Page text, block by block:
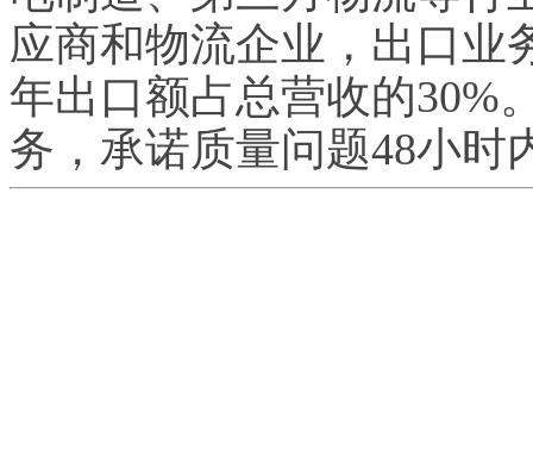
应商和物流企业，出口业
年出口额占总营收的30%
务，承诺质量问题48小时